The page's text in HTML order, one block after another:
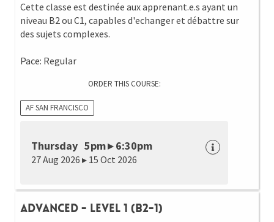
Cette classe est destinée aux apprenant.e.s ayant un
niveau B2 ou C1, capables d'echanger et débattre sur
des sujets complexes.
Pace: Regular
ORDER THIS COURSE:
AF SAN FRANCISCO
Thursday 5pm ▸ 6:30pm
27 Aug 2026 ▸ 15 Oct 2026
Advanced - Level 1 (B2-1)